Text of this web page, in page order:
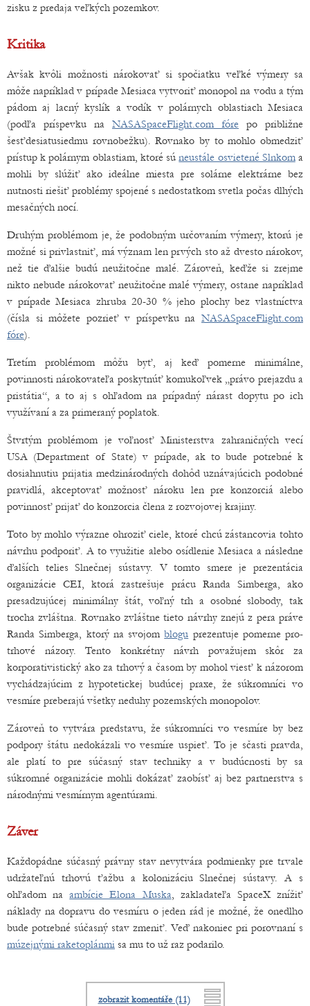
zisku z predaja veľkých pozemkov.
Kritika
Avšak kvôli možnosti nárokovať si spočiatku veľké výmery sa
môže napríklad v prípade Mesiaca vytvoriť monopol na vodu a tým
pádom aj lacný kyslík a vodík v polárnych oblastiach Mesiaca
(podľa príspevku na NASASpaceFlight.com fóre po približne
šesťdesiatusiedmu rovnobežku). Rovnako by to mohlo obmedziť
prístup k polárnym oblastiam, ktoré súneustále osvietené Slnkoma
mohli by slúžiť ako ideálne miesta pre solárne elektrárne bez
nutnosti riešiť problémy spojené s nedostatkom svetla počas dlhých
mesačných nocí.
Druhým problémom je, že podobným určovaním výmery, ktorú je
možné si privlastniť, má význam len prvých sto až dvesto nárokov,
než tie ďalšie budú neužitočne malé. Zároveň, keďže si zrejme
nikto nebude nárokovať neužitočne malé výmery, ostane napríklad
v prípade Mesiaca zhruba 20-30 % jeho plochy bez vlastníctva
(čísla si môžete pozrieť v príspevku na NASASpaceFlight.com
fóre).
Tretím problémom môžu byť, aj keď pomerne minimálne,
povinnosti nárokovateľa poskytnúť komukoľvek „právo prejazdu a
pristátia“, a to aj s ohľadom na prípadný nárast dopytu po ich
využívaní a za primeraný poplatok.
Štvrtým problémom je voľnosť Ministerstva zahraničných vecí
USA (Department of State) v prípade, ak to bude potrebné k
dosiahnutiu prijatia medzinárodných dohôd uznávajúcich podobné
pravidlá, akceptovať možnosť nároku len pre konzorciá alebo
povinnosť prijať do konzorcia člena z rozvojovej krajiny.
Toto by mohlo výrazne ohroziť ciele, ktoré chcú zástancovia tohto
návrhu podporiť. A to využitie alebo osídlenie Mesiaca a následne
ďalších telies Slnečnej sústavy. V tomto smere je prezentácia
organizácie CEI, ktorá zastrešuje prácu Randa Simberga, ako
presadzujúcej minimálny štát, voľný trh a osobné slobody, tak
trocha zvláštna. Rovnako zvláštne tieto návrhy znejú z pera práve
Randa Simberga, ktorý na svojomblogu prezentuje pomerne pro-
trhové názory. Tento konkrétny návrh považujem skôr za
korporativistický ako za trhový a časom by mohol viesť k názorom
vychádzajúcim z hypotetickej budúcej praxe, že súkromníci vo
vesmíre preberajú všetky neduhy pozemských monopolov.
Zároveň to vytvára predstavu, že súkromníci vo vesmíre by bez
podpory štátu nedokázali vo vesmíre uspieť. To je sčasti pravda,
ale platí to pre súčasný stav techniky a v budúcnosti by sa
súkromné organizácie mohli dokázať zaobísť aj bez partnerstva s
národnými vesmírnym agentúrami.
Záver
Každopádne súčasný právny stav nevytvára podmienky pre trvale
udržateľnú trhovú ťažbu a kolonizáciu Slnečnej sústavy. A s
ohľadom naambície Elona Muska, zakladateľa SpaceX znížiť
náklady na dopravu do vesmíru o jeden rád je možné, že onedlho
bude potrebné súčasný stav zmeniť. Veď nakoniec pri porovnaní s
múzejnými raketoplánmi sa mu to už raz podarilo.
zobrazit komentáře (11)